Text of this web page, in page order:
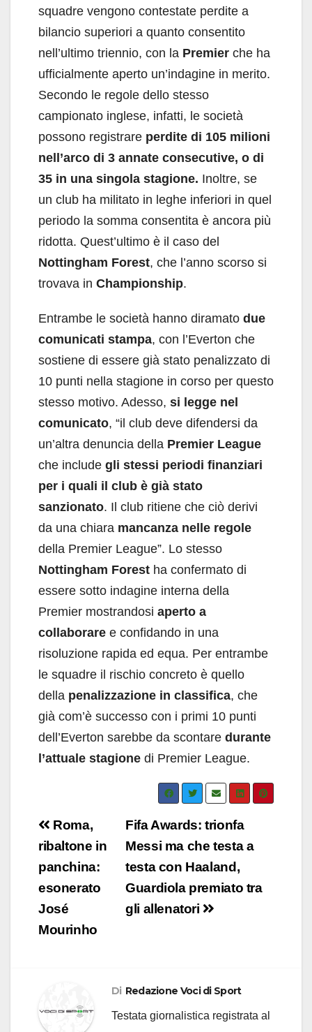
squadre vengono contestate perdite a
bilancio superiori a quanto consentito
nell’ultimo triennio, con la Premier che ha
ufficialmente aperto un’indagine in merito.
Secondo le regole dello stesso
campionato inglese, infatti, le società
possono registrare perdite di 105 milioni
nell’arco di 3 annate consecutive, o di
35 in una singola stagione. Inoltre, se
un club ha militato in leghe inferiori in quel
periodo la somma consentita è ancora più
ridotta. Quest’ultimo è il caso del
Nottingham Forest, che l’anno scorso si
trovava in Championship.
Entrambe le società hanno diramato due
comunicati stampa, con l’Everton che
sostiene di essere già stato penalizzato di
10 punti nella stagione in corso per questo
stesso motivo. Adesso, si legge nel
comunicato, “il club deve difendersi da
un’altra denuncia della Premier League
che include gli stessi periodi finanziari
per i quali il club è già stato
sanzionato. Il club ritiene che ciò derivi
da una chiara mancanza nelle regole
della Premier League”. Lo stesso
Nottingham Forest ha confermato di
essere sotto indagine interna della
Premier mostrandosi aperto a
collaborare e confidando in una
risoluzione rapida ed equa. Per entrambe
le squadre il rischio concreto è quello
della penalizzazione in classifica, che
già com’è successo con i primi 10 punti
dell’Everton sarebbe da scontare durante
l’attuale stagione di Premier League.
Navigazione
articoli
Fifa Awards: trionfa
Messi ma che testa a
testa con Haaland,
Guardiola premiato tra
gli allenatori
Roma,
ribaltone in
panchina:
esonerato
José
Mourinho
Di Redazione Voci di Sport
Testata giornalistica registrata al